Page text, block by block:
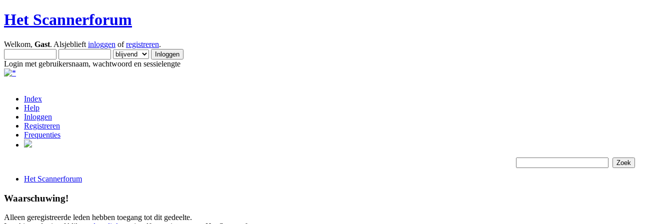
Het Scannerforum
Welkom, Gast. Alsjeblieft inloggen ofregistreren.
Login met gebruikersnaam, wachtwoord en sessielengte
Index
Help
Inloggen
Registreren
Frequenties
Het Scannerforum
Waarschuwing!
Alleen geregistreerde leden hebben toegang tot dit gedeelte.